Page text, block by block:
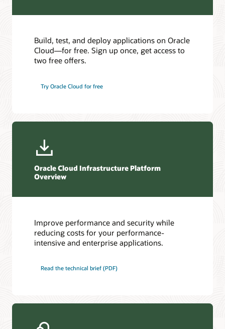
Classeurs HFS
IBM Spectrum Scale
Build, test, and deploy applications on Oracle
Cloud—for free. Sign up once, get access to
two free offers.
Try Oracle Cloud for free
Oracle Cloud Infrastructure Platform
Overview
Improve performance and security while
reducing costs for your performance-
intensive and enterprise applications.
Read the technical brief (PDF)